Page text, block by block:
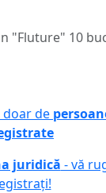
"Fluture" 10
de
juridică - vă